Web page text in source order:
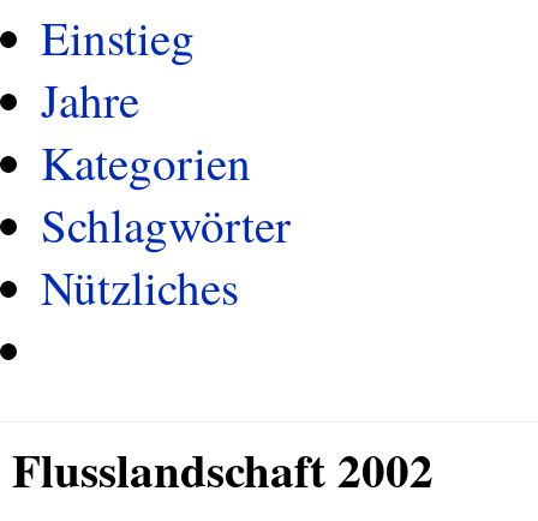
Einstieg
Jahre
Kategorien
Schlagwörter
Nützliches
Flusslandschaft 2002